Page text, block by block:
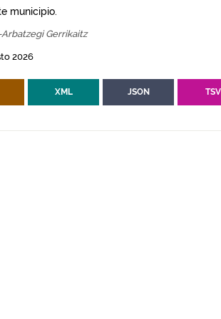
municipio.
Gerrikaitz
2026
XML JSON TSV